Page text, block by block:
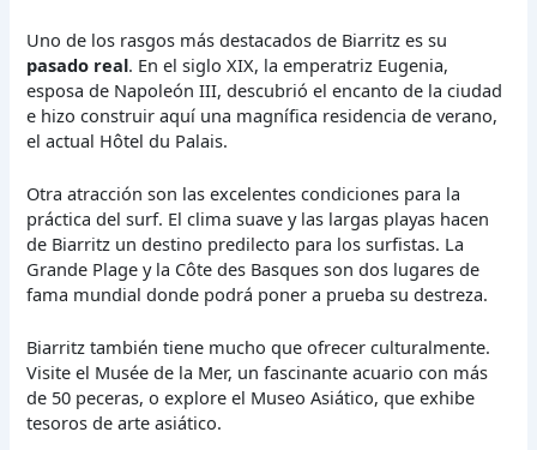
Uno de los rasgos más destacados de Biarritz es su
pasado real. En el siglo XIX, la emperatriz Eugenia,
esposa de Napoleón III, descubrió el encanto de la ciudad
e hizo construir aquí una magnífica residencia de verano,
el actual Hôtel du Palais.
Otra atracción son las excelentes condiciones para la
práctica del surf. El clima suave y las largas playas hacen
de Biarritz un destino predilecto para los surfistas. La
Grande Plage y la Côte des Basques son dos lugares de
fama mundial donde podrá poner a prueba su destreza.
Biarritz también tiene mucho que ofrecer culturalmente.
Visite el Musée de la Mer, un fascinante acuario con más
de 50 peceras, o explore el Museo Asiático, que exhibe
tesoros de arte asiático.